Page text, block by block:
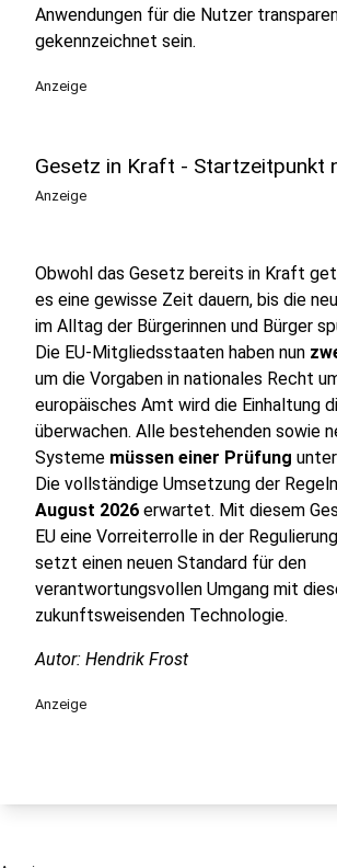
Anwendungen für die Nutzer
gekennzeichnet sein.
Anzeige
Gesetz in Kraft - Startzeitpunkt
Anzeige
Obwohl das Gesetz bereits in Kraft
es eine gewisse Zeit dauern, bis die
im Alltag der Bürgerinnen und Bürger
Die EU-Mitgliedsstaaten haben nun
um die Vorgaben in nationales Recht
europäisches Amt wird die Einhaltung
überwachen. Alle bestehenden sowie
Systeme müssen einer Prüfung
Die vollständige Umsetzung der
August 2026 erwartet. Mit diesem
EU eine Vorreiterrolle in der
setzt einen neuen Standard für den
verantwortungsvollen Umgang mit
zukunftsweisenden Technologie.
Autor: Hendrik Frost
Anzeige